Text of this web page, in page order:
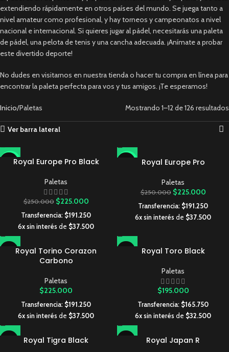
extendiendo rápidamente en otros países del mundo. Se juega tanto a
nivel amateur como profesional, y hay torneos y campeonatos a nivel
nacional e internacional. Si quieres jugar al pádel, necesitarás una paleta
de pádel, una pelota de tenis y una cancha adecuada. ¡Anímate a probar
este divertido deporte!
No dudes en visitarnos en nuestra tienda o hacer tu compra en línea para
encontrar la paleta perfecta para vos y tus amigos. ¡Te esperamos!
Inicio Paletas Mostrando 1–12 de 126 resultados
Ver barra lateral
-10%Royal Europe Pro Black
Paletas
$250.000 $225.000
Transferencia: $191.250
6x sin interés de $37.500
Royal Europe Pro
Paletas
$250.000 $225.000
Transferencia: $191.250
6x sin interés de $37.500
Royal Torino Corazon
Carbono
Paletas
$225.000
Transferencia: $191.250
6x sin interés de $37.500
Royal Toro Black
Paletas
$195.000
Transferencia: $165.750
6x sin interés de $32.500
Royal Tigra Black Royal Japan R